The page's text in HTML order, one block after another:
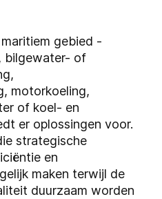
gebied -
bilgewater- of
motorkoeling,
of koel- en
er oplossingen voor.
strategische
en
maken terwijl de
duurzaam worden